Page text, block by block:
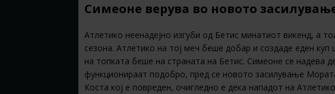
Симеоне верува во новото
Атлетико неенадејно изгуби од Бетис минатиот викенд, а
сезона. Атлетико на тој меч беше добар и создаде еден
на топката беше на страната на Бетис. Симеоне се надева
функционираат подобро, пред се новото засилување
Коста кој е повреден, очигледно е дека нападот на